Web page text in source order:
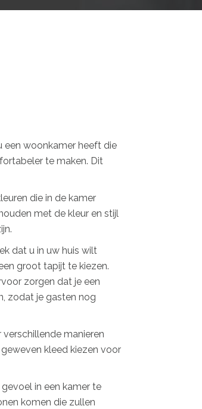
een woonkamer heeft die
te maken. Dit
die in de kamer
met de kleur en stijl
dat u in uw huis wilt
groot tapijt te kiezen.
zorgen dat je een
zodat je gasten nog
manieren
kleed kiezen voor
in een kamer te
komen die zullen